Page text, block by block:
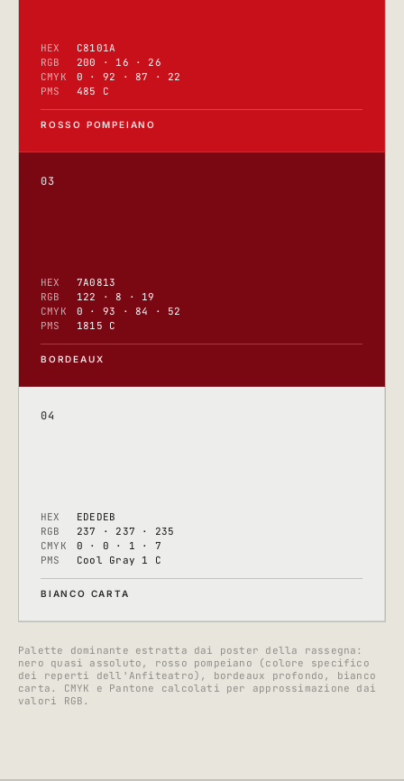
HEX
C8101A
RGB
200 · 16 · 26
CMYK
0 · 92 · 87 · 22
PMS
485 C
ROSSO POMPEIANO
03
HEX
7A0813
RGB
122 · 8 · 19
CMYK
0 · 93 · 84 · 52
PMS
1815 C
BORDEAUX
04
HEX
EDEDEB
RGB
237 · 237 · 235
CMYK
0 · 0 · 1 · 7
PMS
Cool Gray 1 C
BIANCO CARTA
Palette dominante estratta dai poster della rassegna:
nero quasi assoluto, rosso pompeiano (colore specifico
dei reperti dell'Anfiteatro), bordeaux profondo, bianco
carta. CMYK e Pantone calcolati per approssimazione dai
valori RGB.